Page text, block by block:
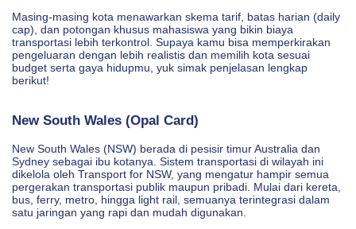
Masing-masing kota menawarkan skema tarif, batas harian (daily
cap), dan potongan khusus mahasiswa yang bikin biaya
transportasi lebih terkontrol. Supaya kamu bisa memperkirakan
pengeluaran dengan lebih realistis dan memilih kota sesuai
budget serta gaya hidupmu, yuk simak penjelasan lengkap
berikut!
New South Wales (Opal Card)
New South Wales (NSW) berada di pesisir timur Australia dan
Sydney sebagai ibu kotanya. Sistem transportasi di wilayah ini
dikelola oleh Transport for NSW, yang mengatur hampir semua
pergerakan transportasi publik maupun pribadi. Mulai dari kereta,
bus, ferry, metro, hingga light rail, semuanya terintegrasi dalam
satu jaringan yang rapi dan mudah digunakan.